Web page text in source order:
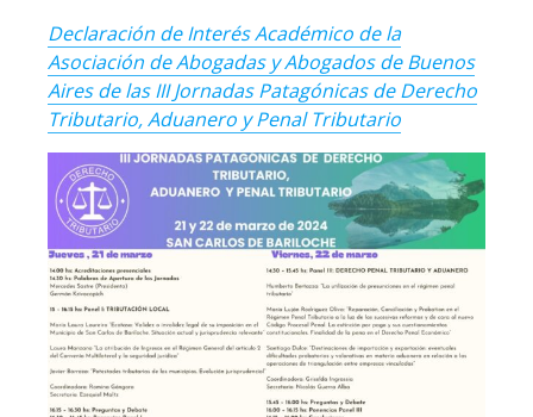
Declaración de Interés Académico de la
Asociación de Abogadas y Abogados de Buenos
Aires de las III Jornadas Patagónicas de Derecho
Tributario, Aduanero y Penal Tributario